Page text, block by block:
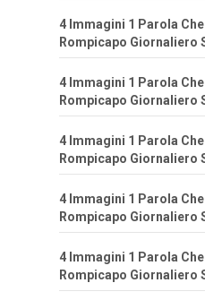
4 Immagini 1 Parola
Rompicapo Giornaliero
4 Immagini 1 Parola
Rompicapo Giornaliero
4 Immagini 1 Parola
Rompicapo Giornaliero
4 Immagini 1 Parola
Rompicapo Giornaliero
4 Immagini 1 Parola
Rompicapo Giornaliero